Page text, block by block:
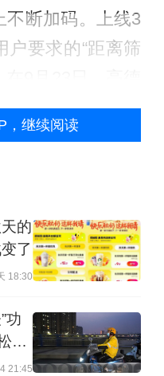
不断加码。上线3
户要求的“距离筛
在9月23日，高德
高德免一年入驻
到了15万餐饮商
月5日，大众点
至少30亿资金，
”。
点评，网经社电
务电商分析师陈
，继续阅读
的
了
18:30
功
21:45